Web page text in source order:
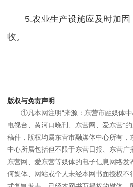
5.农业生产设施应及时加
收。
版权与免责声明
①凡本网注明“来源：东营市融媒体
电视台、黄河口晚刊、东营网、爱东营”
稿件，版权均属东营市融媒体中心所有，
中心所属包括但不限于东营日报、东营广
东营网、爱东营等媒体的电子信息网络发
何媒体、网站或个人未经本网书面授权不